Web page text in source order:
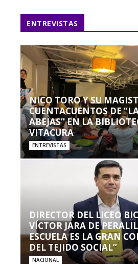
ENTREVISTAS
NICO TORO Y SU
CUENTACUENTOS DE
ABEJAS” EN LA
VITACURA
ENTREVISTAS
DIRECTOR DEL LICEO
VÍCTOR JARA DE
ESCUELA ES LA GRAN
DEL TEJIDO SOCIAL”
NACIONAL